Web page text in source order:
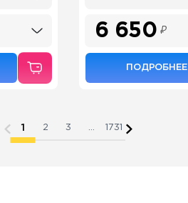
6 650 ₽
ПОДРОБНЕЕ
1 2 3 ... 1731